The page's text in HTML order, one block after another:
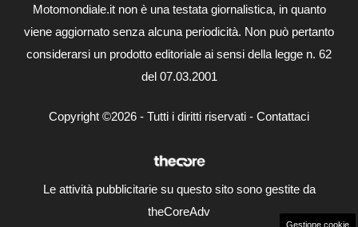
Motomondiale.it non è una testata giornalistica, in quanto
viene aggiornato senza alcuna periodicità. Non può pertanto
considerarsi un prodotto editoriale ai sensi della legge n. 62
del 07.03.2001
Copyright ©2026 - Tutti i diritti riservati - Contattaci
Le attività pubblicitarie su questo sito sono gestite da
theCoreAdv
Gestione cookie